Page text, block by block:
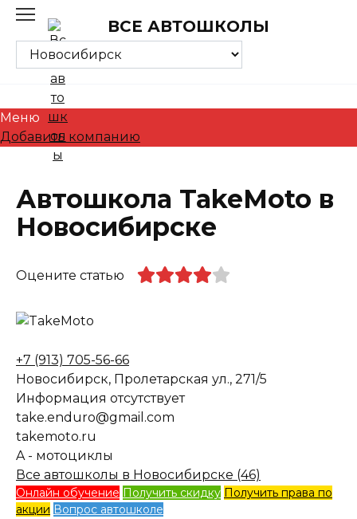
Skip
content
ВСЕ АВТОШКОЛЫ
Меню
Добавить компанию
Автошкола TakeMoto в
Новосибирске
Оцените статью
+7 (913) 705-56-66
Новосибирск, Пролетарская ул., 271/5
Информация отсутствует
take.enduro@gmail.com
takemoto.ru
A - мотоциклы
Все автошколы в Новосибирске (46)
Онлайн обучение Получить скидку Получить права по
акции Вопрос автошколе